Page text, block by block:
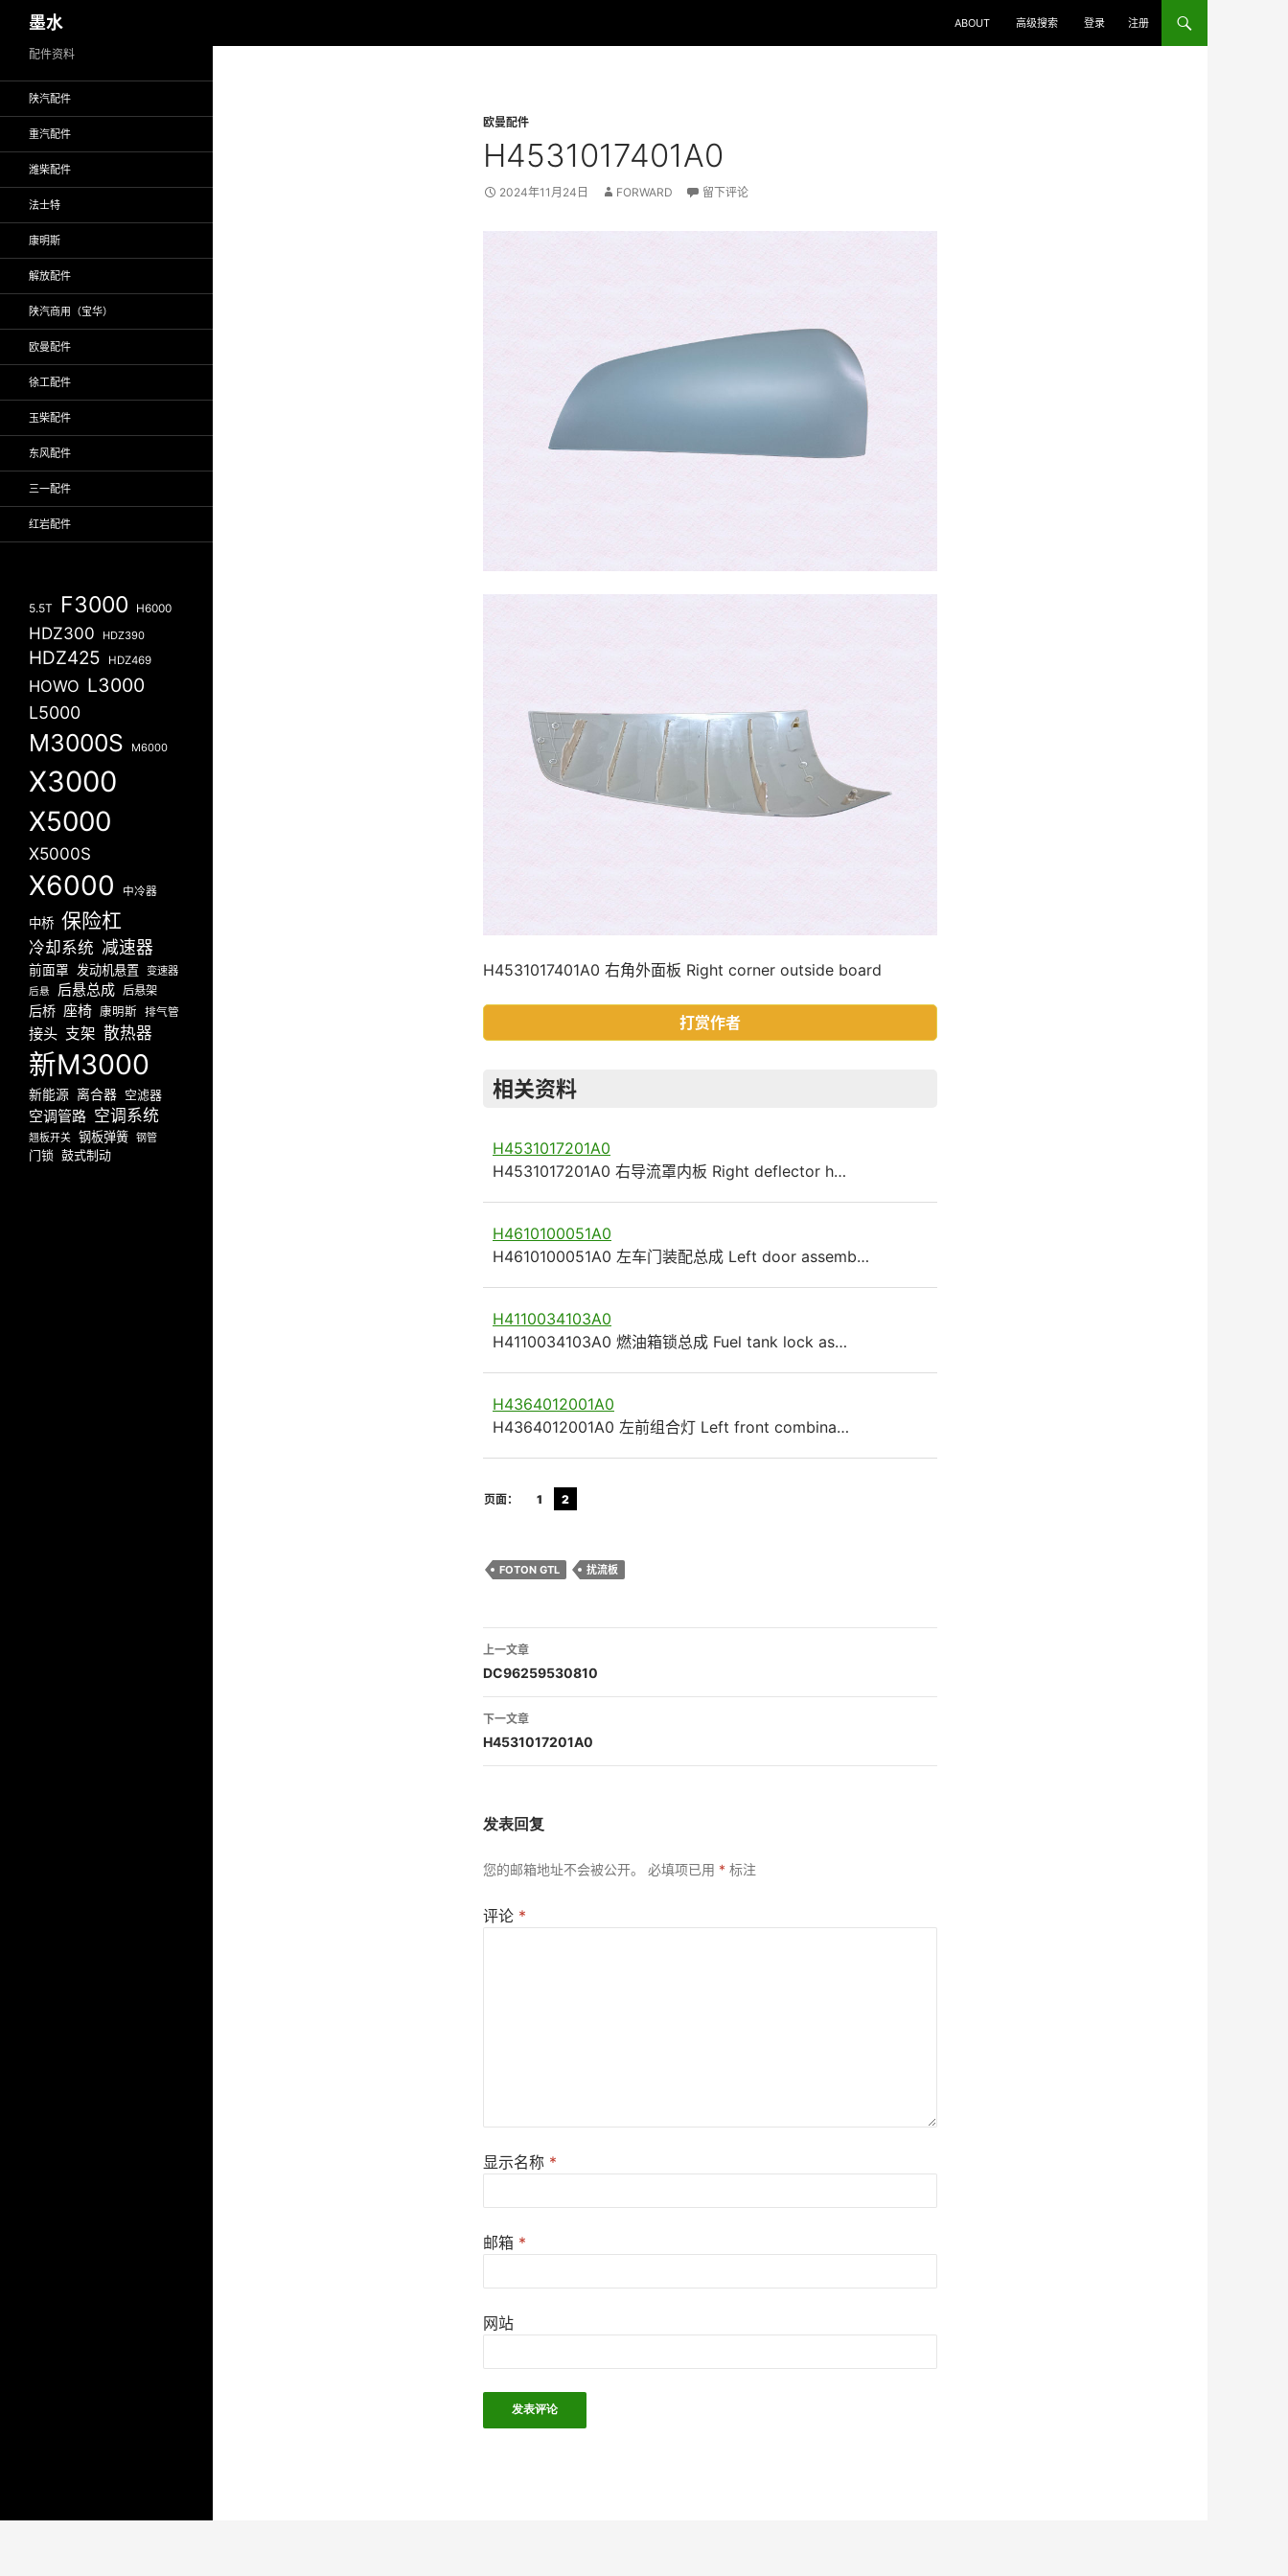
至
墨水 ABOUT 高级搜索 登录 注册
欧曼配件
H4531017401A0
2024年11月24日 FORWARD 留下评论
H4531017401A0 右角外面板 Right corner outside board
打赏作者
相关资料
H4531017201A0
H4531017201A0 右导流罩内板 Right deflector h…
H4610100051A0
H4610100051A0 左车门装配总成 Left door assemb…
H4110034103A0
H4110034103A0 燃油箱锁总成 Fuel tank lock as…
H4364012001A0
H4364012001A0 左前组合灯 Left front combina…
页面： 1 2
FOTON GTL 扰流板
文
章
导
航
上一文章
DC96259530810
下一文章
H4531017201A0
发表回复
您的邮箱地址不会被公开。 必填项已用 * 标注
评论 *
显示名称 *
邮箱 *
网站
配件资料
陕汽配件
重汽配件
潍柴配件
法士特
康明斯
解放配件
陕汽商用（宝华）
欧曼配件
徐工配件
玉柴配件
东风配件
三一配件
红岩配件
5.5T F3000 H6000
HDZ300 HDZ390
HDZ425 HDZ469
HOWO L3000
L5000
M3000S M6000
X3000
X5000
X5000S
X6000 中冷器
中桥 保险杠
冷却系统 减速器
前面罩 发动机悬置 变速器
后悬 后悬总成 后悬架
后桥 座椅 康明斯 排气管
接头 支架 散热器
新M3000
新能源 离合器 空滤器
空调管路 空调系统
翘板开关 钢板弹簧 钢管
门锁 鼓式制动